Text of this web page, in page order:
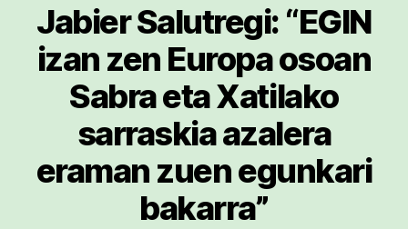
Jabier Salutregi: “EGIN
izan zen Europa osoan
Sabra eta Xatilako
sarraskia azalera
eraman zuen egunkari
bakarra”